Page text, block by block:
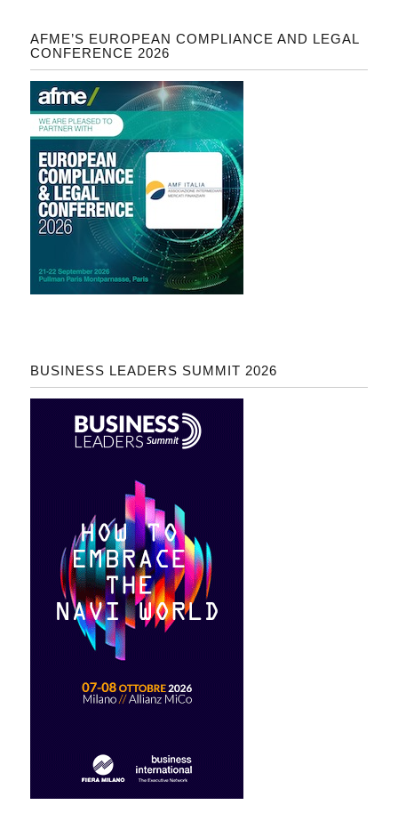
AFME’S EUROPEAN COMPLIANCE AND LEGAL
CONFERENCE 2026
BUSINESS LEADERS SUMMIT 2026